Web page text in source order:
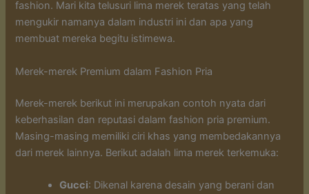
fashion. Mari kita telusuri lima merek teratas yang telah
mengukir namanya dalam industri ini dan apa yang
membuat mereka begitu istimewa.
Merek-merek Premium dalam Fashion Pria
Merek-merek berikut ini merupakan contoh nyata dari
keberhasilan dan reputasi dalam fashion pria premium.
Masing-masing memiliki ciri khas yang membedakannya
dari merek lainnya. Berikut adalah lima merek terkemuka:
Gucci: Dikenal karena desain yang berani dan